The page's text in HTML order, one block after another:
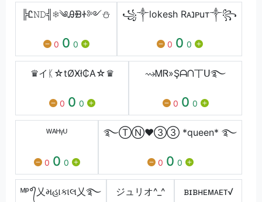
╠Ꮭ𝙽𝙳╣❄༄ᎯᙩᏐ༻⛄
0 0 0
꧁༒lokesh Rᴀנᴘuт༒꧂
0 0 0
♛イᛕ☆tØӾł₵Α☆♛
0 0 0
⇝ᎷᏒ»Şᗩᑎ丅ᑌ࿐
0 0 0
ᵂᴬᴴᵞᵁ
0 0 0
࿐ⓉⓃ❤️③③ *queen* ࿐
0 0 0
ᴹᵖ°᭄乂મહાકાલ乂࿐ ジュリオ^_^ ᏼɪᏼㅤʜᴇᴍᴀᴇᴛㅤ√